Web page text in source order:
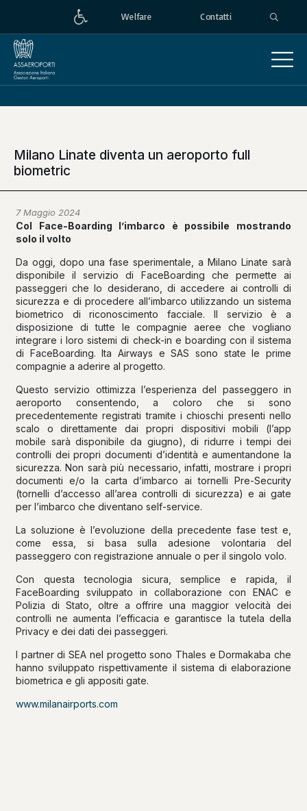
Welfare Contatti
Milano Linate diventa un aeroporto full
biometric
7 Maggio 2024
Col Face-Boarding l’imbarco è possibile mostrando
solo il volto
Da oggi, dopo una fase sperimentale, a Milano Linate sarà
disponibile il servizio di FaceBoarding che permette ai
passeggeri che lo desiderano, di accedere ai controlli di
sicurezza e di procedere all’imbarco utilizzando un sistema
biometrico di riconoscimento facciale. Il servizio è a
disposizione di tutte le compagnie aeree che vogliano
integrare i loro sistemi di check-in e boarding con il sistema
di FaceBoarding. Ita Airways e SAS sono state le prime
compagnie a aderire al progetto.
Questo servizio ottimizza l’esperienza del passeggero in
aeroporto consentendo, a coloro che si sono
precedentemente registrati tramite i chioschi presenti nello
scalo o direttamente dai propri dispositivi mobili (l’app
mobile sarà disponibile da giugno), di ridurre i tempi dei
controlli dei propri documenti d’identità e aumentandone la
sicurezza. Non sarà più necessario, infatti, mostrare i propri
documenti e/o la carta d’imbarco ai tornelli Pre-Security
(tornelli d’accesso all’area controlli di sicurezza) e ai gate
per l’imbarco che diventano self-service.
La soluzione è l’evoluzione della precedente fase test e,
come essa, si basa sulla adesione volontaria del
passeggero con registrazione annuale o per il singolo volo.
Con questa tecnologia sicura, semplice e rapida, il
FaceBoarding sviluppato in collaborazione con ENAC e
Polizia di Stato, oltre a offrire una maggior velocità dei
controlli ne aumenta l’efficacia e garantisce la tutela della
Privacy e dei dati dei passeggeri.
I partner di SEA nel progetto sono Thales e Dormakaba che
hanno sviluppato rispettivamente il sistema di elaborazione
biometrica e gli appositi gate.
www.milanairports.com